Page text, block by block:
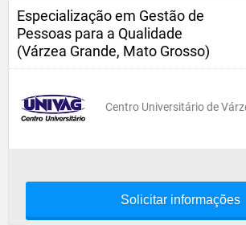
Especialização em Gestão de
Pessoas para a Qualidade
(Várzea Grande, Mato Grosso)
Centro Universitário de
Solicitar informações